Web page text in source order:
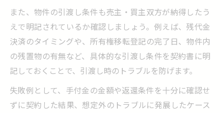
また、物件の引渡し条件も売主・買主双方が納得したう
えで明記されているか確認しましょう。例えば、残代金
決済のタイミングや、所有権移転登記の完了日、物件内
の残置物の有無など、具体的な引渡し条件を契約書に明
記しておくことで、引渡し時のトラブルを防げます。
失敗例として、手付金の金額や返還条件を十分に確認せ
ずに契約した結果、想定外のトラブルに発展したケース